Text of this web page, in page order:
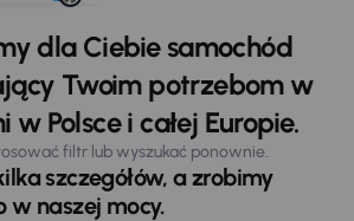
dla Ciebie samochód
Twoim potrzebom w
w Polsce i całej Europie.
filtr lub wyszukać ponownie.
szczegółów, a zrobimy
w naszej mocy.